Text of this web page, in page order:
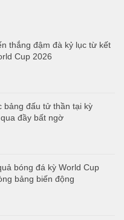
thắng đậm đà kỷ lục từ kết
Cup 2026
bảng đấu tử thần tại kỳ
đầy bất ngờ
bóng đá kỳ World Cup
bảng biến động